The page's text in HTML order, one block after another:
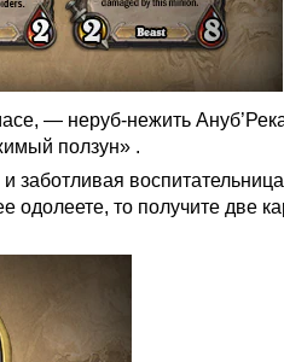
— неруб-нежить
ползун» .
заботливая
то получите две